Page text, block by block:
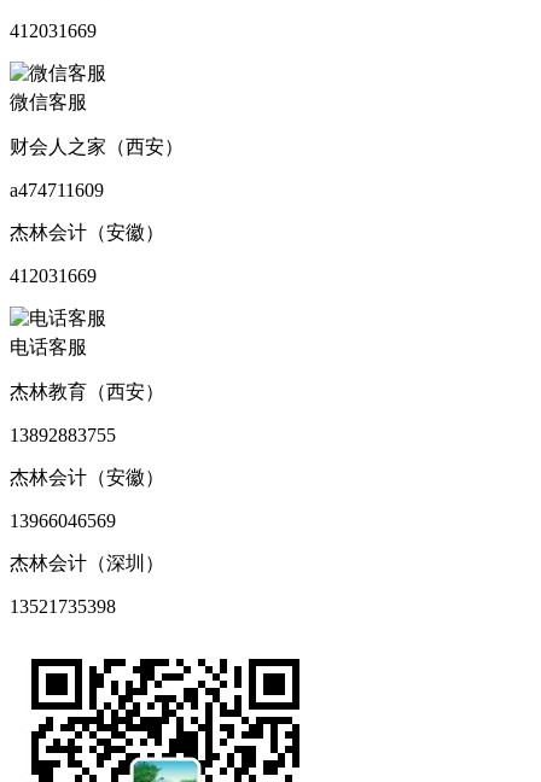
412031669
微信客服
财会人之家（西安）
a474711609
杰林会计（安徽）
412031669
电话客服
杰林教育（西安）
13892883755
杰林会计（安徽）
13966046569
杰林会计（深圳）
13521735398